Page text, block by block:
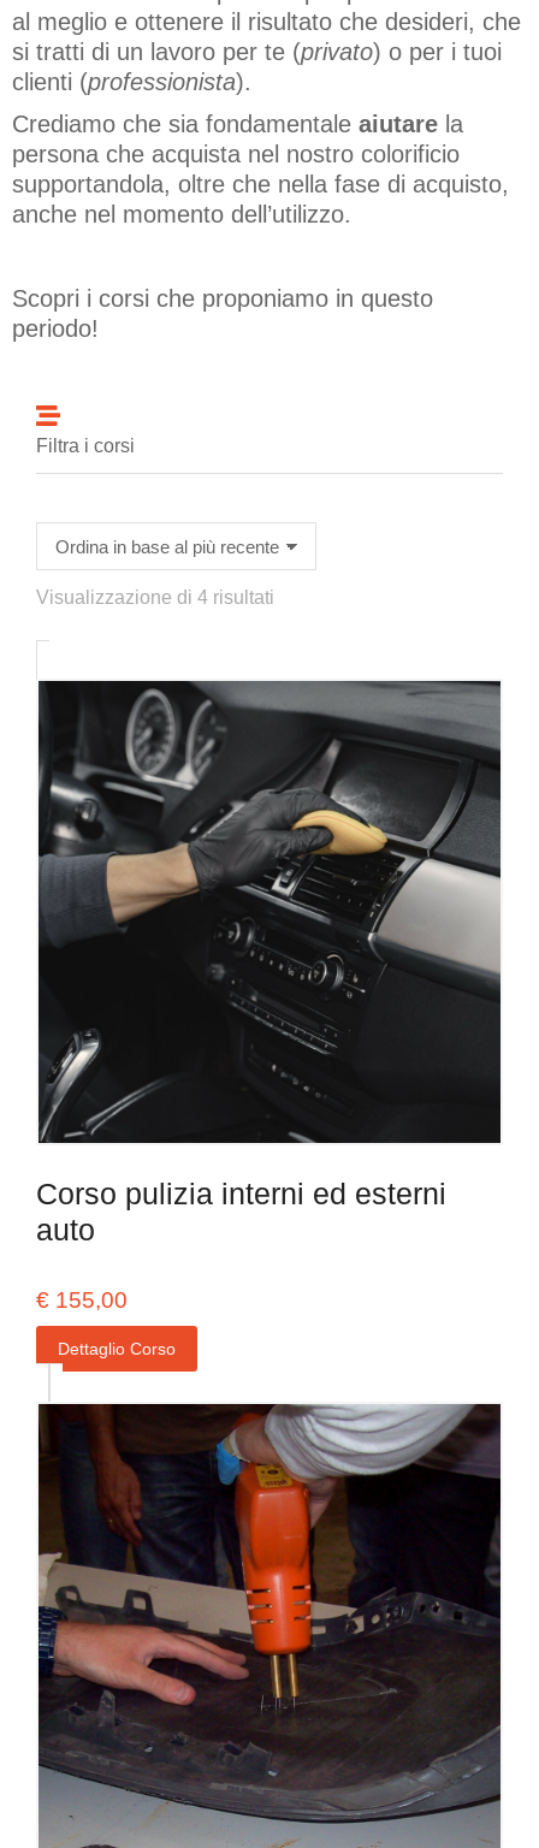
al meglio e ottenere il risultato che desideri, che
si tratti di un lavoro per te (privato) o per i tuoi
clienti (professionista).
Crediamo che sia fondamentale aiutare la
persona che acquista nel nostro colorificio
supportandola, oltre che nella fase di acquisto,
anche nel momento dell’utilizzo.
Scopri i corsi che proponiamo in questo
periodo!
Filtra i corsi
Visualizzazione di 4 risultati
Corso pulizia interni ed esterni
auto
€ 155,00
Dettaglio Corso